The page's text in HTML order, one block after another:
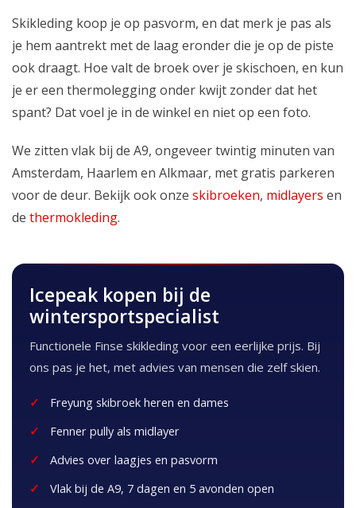
Skikleding koop je op pasvorm, en dat merk je pas als
je hem aantrekt met de laag eronder die je op de piste
ook draagt. Hoe valt de broek over je skischoen, en kun
je er een thermolegging onder kwijt zonder dat het
spant? Dat voel je in de winkel en niet op een foto.
We zitten vlak bij de A9, ongeveer twintig minuten van
Amsterdam, Haarlem en Alkmaar, met gratis parkeren
voor de deur. Bekijk ook onze skibroeken, midlayers en
de thermokleding.
Icepeak kopen bij de
wintersportspecialist
Functionele Finse skikleding voor een eerlijke prijs. Bij
ons pas je het, met advies van mensen die zelf skien.
Freyung skibroek heren en dames
Fenner pully als midlayer
Advies over laagjes en pasvorm
Vlak bij de A9, 7 dagen en 5 avonden open